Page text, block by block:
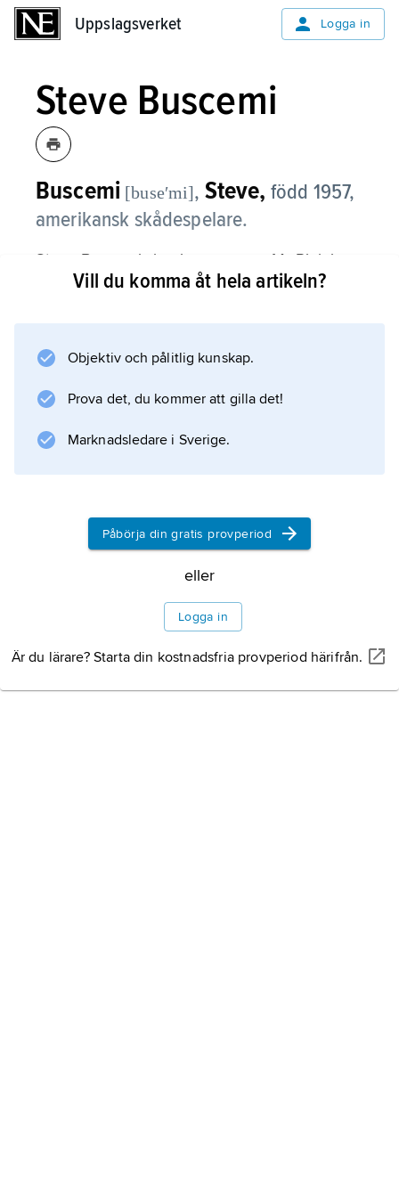
Uppslagsverket Logga in
Steve Buscemi
Buscemi [buseʹmi], Steve, född 1957,
amerikansk skådespelare.
Steve Buscemi slog igenom som Mr Pink i
Quentin Tarantinos gangsterdrama ”De
med profilerade, udda och minutiöst
Fiction” (1994), ”Fargo” (1996), ”Kansas City”
(1996), ”The Big Lebowski”, ”Armageddon”
(båda 1998), ”Ghost World” (2000),
Information om artikeln
Vill du komma åt hela artikeln?
Objektiv och pålitlig kunskap.
Prova det, du kommer att gilla det!
Marknadsledare i Sverige.
Påbörja din gratis provperiod
eller
Logga in
Är du lärare? Starta din kostnadsfria provperiod härifrån.